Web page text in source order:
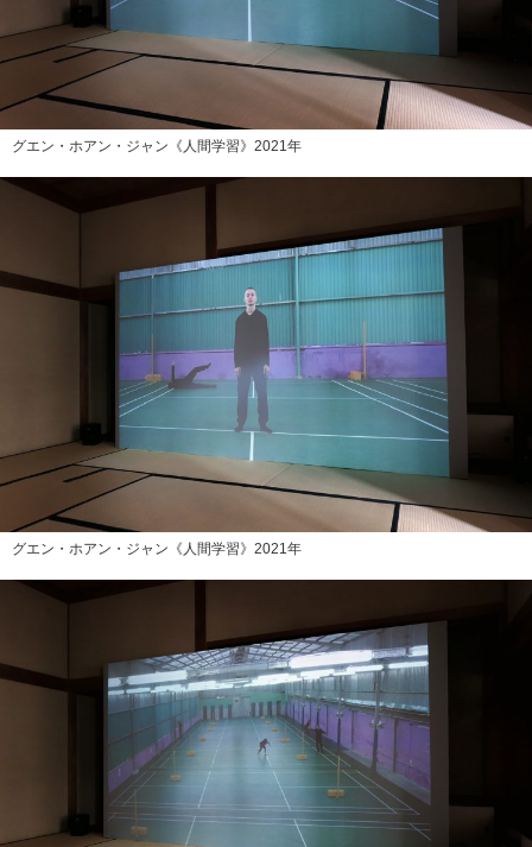
グエン・ホアン・ジャン《人間学習》2021年
グエン・ホアン・ジャン《人間学習》2021年